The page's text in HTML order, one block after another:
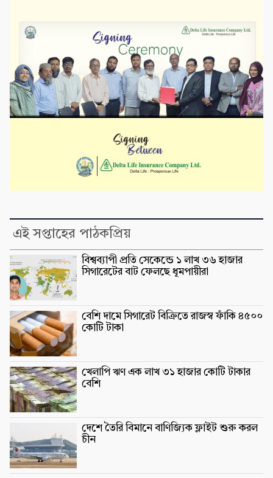
এই সপ্তাহের পাঠকপ্রিয়
বিশ্বব্যাপী প্রতি সেকেন্ডে ১ লাখ ৩৬ হাজার
সিগারেটের বাট ফেলছে ধূমপায়ীরা
বেশি দামে সিগারেট বিক্রিতে রাজস্ব ফাঁকি ৪৫০০
কোটি টাকা
খেলাপি ঋণ এক লাখ ৩১ হাজার কোটি টাকার
বেশি
দেশে তৈরি বিমানে বাণিজ্যিক ফ্লাইট শুরু করল
চীন